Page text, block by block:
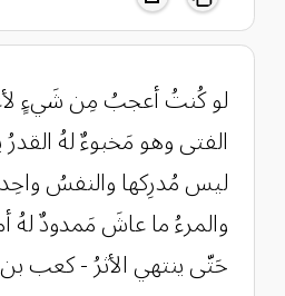
لو كُنتُ أعجبُ مِن شَيءٍ
الفتى وهو مَخبوءٌ لهُ
ليس مُدرِكها والنفسُ
والمرءُ ما عاشَ مَمدودٌ لهُ
حَتّى ينتهي الأثرُ - كعب